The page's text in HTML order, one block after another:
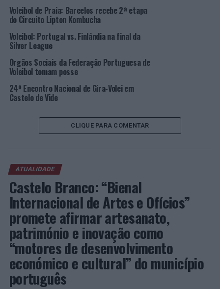
universitária, campeã nacional e medalhada com a prata
noBeach Pro Tour Futurede Cortegaça, realizada em
2022 no CARVP da FPV, em Cortegaça, é acompanhada
por Leonel Gomes, Selecionador Nacional de
masculinos.
FEDERAÇÃO PORTUGUESA DE VOLEIBOL
HUGO CAMPOS
LEONEL GOMES VOLEIBOL DE PRAIA
desenvolvimento da região para 2030
São João da Madeira: Dois jovens detidos por suspeita
de tráfico de estupefacientes
Voleibol de Praia: Barcelos recebe 2ª etapa
do Circuito Lipton Kombucha
Voleibol: Portugal vs. Finlândia na final da
Silver League
Órgãos Sociais da Federação Portuguesa de
Voleibol tomam posse
24º Encontro Nacional de Gira-Volei em
Castelo de Vide
CLIQUE PARA COMENTAR
ATUALIDADE
Castelo Branco: “Bienal
Internacional de Artes e Ofícios”
promete afirmar artesanato,
património e inovação como
“motores de desenvolvimento
económico e cultural” do município
português